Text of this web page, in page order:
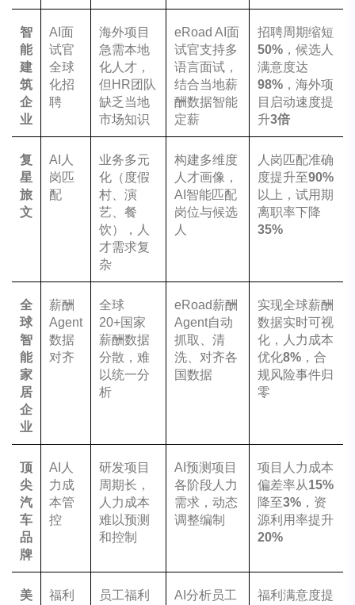
智
能
建
筑
企
业
AI面
试官
全球
化招
聘
海外项目
急需本地
化人才，
但HR团队
缺乏当地
市场知识
eRoad AI面
试官支持多
语言面试，
结合当地薪
酬数据智能
定薪
招聘周期缩短
50% ，候选人
满意度达
98% ，海外项
目启动速度提
升3倍
复
星
旅
文
AI人
岗匹
配
业务多元
化（度假
村、演
艺、餐
饮），人
才需求复
杂
构建多维度
人才画像，
AI智能匹配
岗位与候选
人
人岗匹配准确
度提升至90%
以上，试用期
离职率下降
35%
全
球
智
能
家
居
企
业
薪酬
Agent
数据
对齐
全球
20+国家
薪酬数据
分散，难
以统一分
析
eRoad薪酬
Agent自动
抓取、清
洗、对齐各
国数据
实现全球薪酬
数据实时可视
化，人力成本
优化8% ，合
规风险事件归
零
顶
尖
汽
车
品
牌
AI人
力成
本管
控
研发项目
周期长，
人力成本
难以预测
和控制
AI预测项目
各阶段人力
需求，动态
调整编制
项目人力成本
偏差率从15%
降至3% ，资
源利用率提升
20%
美
福利
员工福利
AI分析员工
福利满意度提